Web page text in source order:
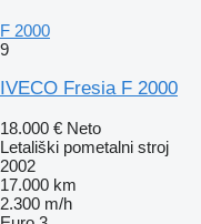
F 2000
9
IVECO Fresia F 2000
18.000 € Neto
Letališki pometalni stroj
2002
17.000 km
2.300 m/h